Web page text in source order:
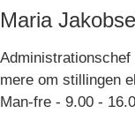
Maria
mere om stillingen
Man-fre - 9.00 -